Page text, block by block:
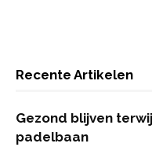
Recente Artikelen
Gezond blijven
padelbaan